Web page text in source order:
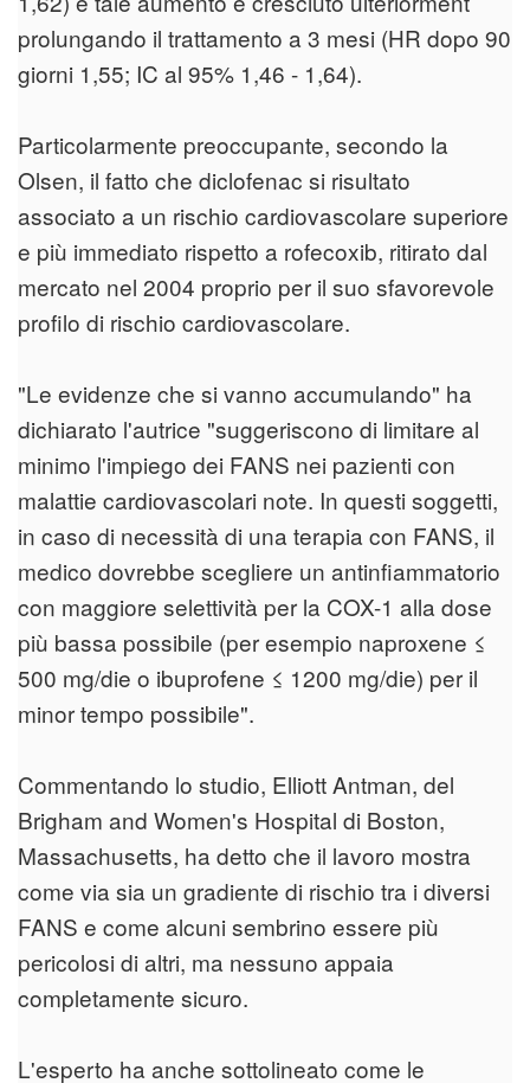
prolungando il trattamento a 3 mesi (HR dopo 90
giorni 1,55; IC al 95% 1,46 - 1,64).
Particolarmente preoccupante, secondo la
Olsen, il fatto che diclofenac si risultato
associato a un rischio cardiovascolare superiore
e più immediato rispetto a rofecoxib, ritirato dal
mercato nel 2004 proprio per il suo sfavorevole
profilo di rischio cardiovascolare.
"Le evidenze che si vanno accumulando" ha
dichiarato l'autrice "suggeriscono di limitare al
minimo l'impiego dei FANS nei pazienti con
malattie cardiovascolari note. In questi soggetti,
in caso di necessità di una terapia con FANS, il
medico dovrebbe scegliere un antinfiammatorio
con maggiore selettività per la COX-1 alla dose
più bassa possibile (per esempio naproxene ≤
500 mg/die o ibuprofene ≤ 1200 mg/die) per il
minor tempo possibile".
Commentando lo studio, Elliott Antman, del
Brigham and Women's Hospital di Boston,
Massachusetts, ha detto che il lavoro mostra
come via sia un gradiente di rischio tra i diversi
FANS e come alcuni sembrino essere più
pericolosi di altri, ma nessuno appaia
completamente sicuro.
L'esperto ha anche sottolineato come le